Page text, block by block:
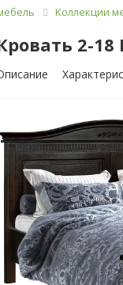
Коллекции
2-